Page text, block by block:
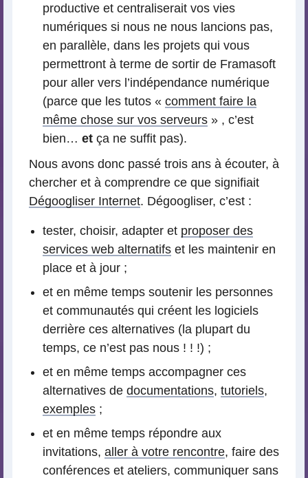
productive et centraliserait vos vies
numériques si nous ne nous lancions pas,
en parallèle, dans les projets qui vous
permettront à terme de sortir de Framasoft
pour aller vers l’indépendance numérique
(parce que les tutos « comment faire la
même chose sur vos serveurs » , c’est
bien… et ça ne suffit pas).
Nous avons donc passé trois ans à écouter, à
chercher et à comprendre ce que signifiait
Dégoogliser Internet. Dégoogliser, c’est :
tester, choisir, adapter et proposer des
services web alternatifs et les maintenir en
place et à jour ;
et en même temps soutenir les personnes
et communautés qui créent les logiciels
derrière ces alternatives (la plupart du
temps, ce n’est pas nous ! ! !) ;
et en même temps accompagner ces
alternatives de documentations, tutoriels,
exemples ;
et en même temps répondre aux
invitations, aller à votre rencontre, faire des
conférences et ateliers, communiquer sans